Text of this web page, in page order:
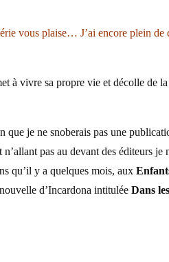
vous plaise… J’ai encore plein de
à vivre sa propre vie et décolle de
que je ne snoberais pas une
pas au devant des éditeurs je
qu’il y a quelques mois, aux
d’Incardona intitulée Dans